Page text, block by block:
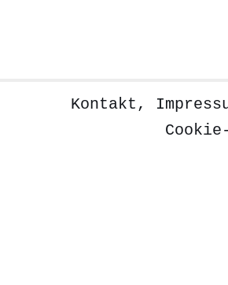
Kontakt,